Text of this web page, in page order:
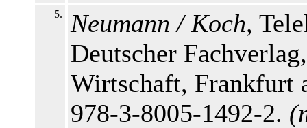
5. Neumann / Koch,
Deutscher
Wirtschaft, Frankfurt
978-3-8005-1492-2. (